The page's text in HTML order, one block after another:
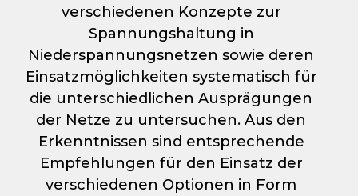
verschiedenen Konzepte zur
Spannungshaltung in
Niederspannungsnetzen sowie deren
Einsatzmöglichkeiten systematisch für
die unterschiedlichen Ausprägungen
der Netze zu untersuchen. Aus den
Erkenntnissen sind entsprechende
Empfehlungen für den Einsatz der
verschiedenen Optionen in Form